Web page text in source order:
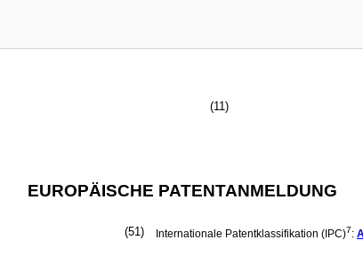
(11)
EUROPÄISCHE PATENTANMELDUNG
(51) Internationale Patentklassifikation (IPC)7: